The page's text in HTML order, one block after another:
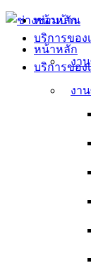
Skip
content
หน้าหลัก
บริการของ
งา
หน้าหลัก
บริการของ
งา